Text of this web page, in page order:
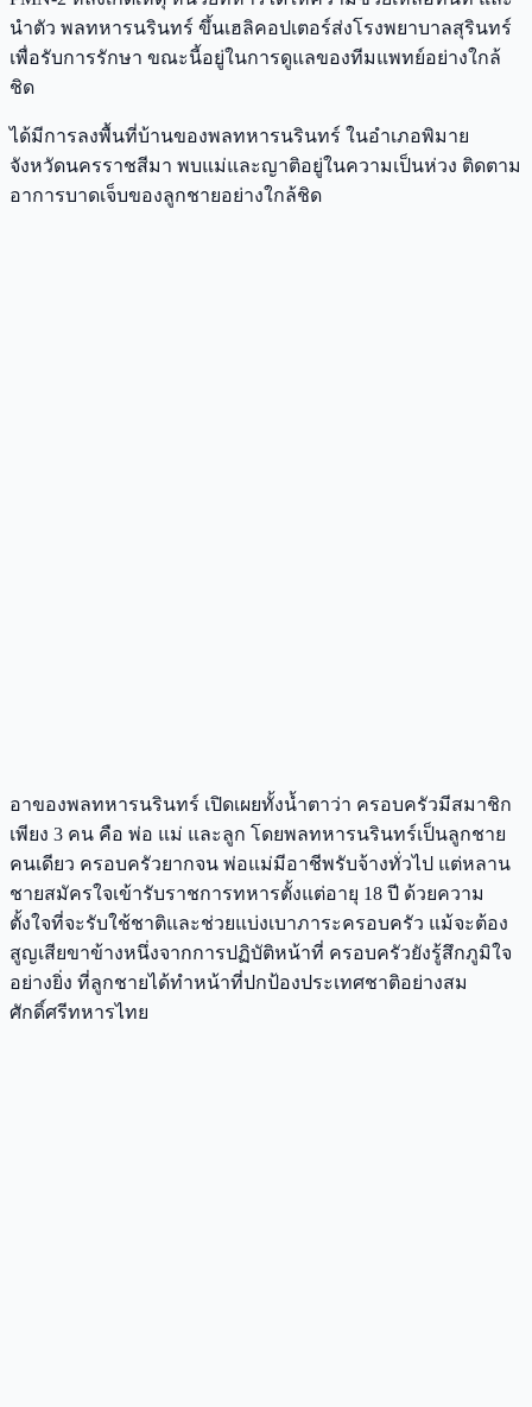
นำตัว พลทหารนรินทร์ ขึ้นเฮลิคอปเตอร์ส่งโรงพยาบาลสุรินทร์
เพื่อรับการรักษา ขณะนี้อยู่ในการดูแลของทีมแพทย์อย่างใกล้
ชิด
ได้มีการลงพื้นที่บ้านของพลทหารนรินทร์ ในอำเภอพิมาย
จังหวัดนครราชสีมา พบแม่และญาติอยู่ในความเป็นห่วง ติดตาม
อาการบาดเจ็บของลูกชายอย่างใกล้ชิด
อาของพลทหารนรินทร์ เปิดเผยทั้งน้ำตาว่า ครอบครัวมีสมาชิก
เพียง 3 คน คือ พ่อ แม่ และลูก โดยพลทหารนรินทร์เป็นลูกชาย
คนเดียว ครอบครัวยากจน พ่อแม่มีอาชีพรับจ้างทั่วไป แต่หลาน
ชายสมัครใจเข้ารับราชการทหารตั้งแต่อายุ 18 ปี ด้วยความ
ตั้งใจที่จะรับใช้ชาติและช่วยแบ่งเบาภาระครอบครัว แม้จะต้อง
สูญเสียขาข้างหนึ่งจากการปฏิบัติหน้าที่ ครอบครัวยังรู้สึกภูมิใจ
อย่างยิ่ง ที่ลูกชายได้ทำหน้าที่ปกป้องประเทศชาติอย่างสม
ศักดิ์ศรีทหารไทย